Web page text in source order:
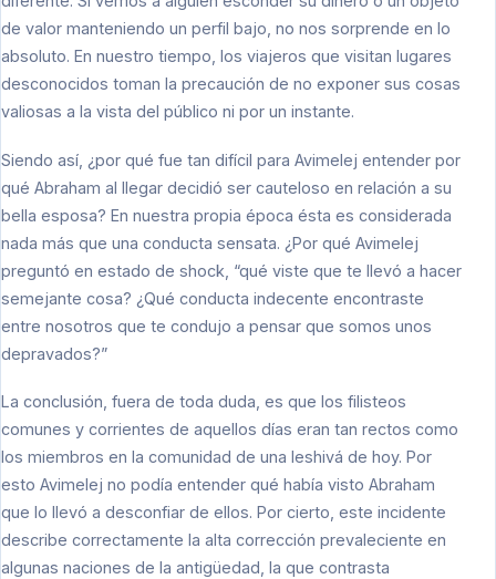
de valor manteniendo un perfil bajo, no nos sorprende en lo
absoluto. En nuestro tiempo, los viajeros que visitan lugares
desconocidos toman la precaución de no exponer sus cosas
valiosas a la vista del público ni por un instante.
Siendo así, ¿por qué fue tan difícil para Avimelej entender por
qué Abraham al llegar decidió ser cauteloso en relación a su
bella esposa? En nuestra propia época ésta es considerada
nada más que una conducta sensata. ¿Por qué Avimelej
preguntó en estado de shock, “qué viste que te llevó a hacer
semejante cosa? ¿Qué conducta indecente encontraste
entre nosotros que te condujo a pensar que somos unos
depravados?”
La conclusión, fuera de toda duda, es que los filisteos
comunes y corrientes de aquellos días eran tan rectos como
los miembros en la comunidad de una Ieshivá de hoy. Por
esto Avimelej no podía entender qué había visto Abraham
que lo llevó a desconfiar de ellos. Por cierto, este incidente
describe correctamente la alta corrección prevaleciente en
algunas naciones de la antigüedad, la que contrasta